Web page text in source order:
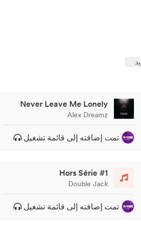
Never Leave Me Lonely
Alex Dreamz
تمت إضافته إلى قائمة تشغيل
Hors Série #1
Double Jack
تمت إضافته إلى قائمة تشغيل